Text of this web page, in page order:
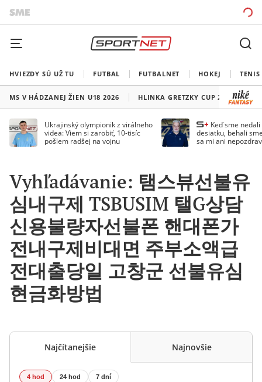
HVIEZDY SÚ UŽ TU FUTBAL FUTBALNET HOKEJ TENIS
MS V HÁDZANEJ ŽIEN U18 2026 HLINKA GRETZKY CUP 2026
Ukrajinský olympionik z virálneho
videa: Viem si zarobiť, 10-tisíc
pošlem radšej na vojnu
Keď sme
desiatku, behali
sa mi ani
Vyhľadávanie: 탬스뷰선불유
심내구제 TSBUSIM 탤G상담
신용불량자선불폰 핸대폰가
전내구제비대면 주부소액급
전대출당일 고창군 선불유심
현금화방법
Najčítanejšie Najnovšie
4 hod 24 hod 7 dní